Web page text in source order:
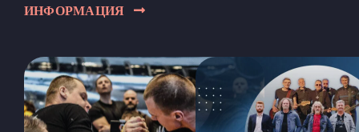
ИНФОРМАЦИЯ